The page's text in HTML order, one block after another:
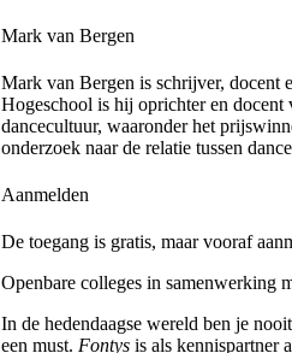
Mark van Bergen
Mark van Bergen is schrijver, docent
Hogeschool is hij oprichter en docent
dancecultuur, waaronder het
onderzoek naar de relatie tussen
Aanmelden
De toegang is gratis, maar vooraf
Openbare colleges in samenwerking
In de hedendaagse wereld ben je
een must. Fontys is als kennispartner